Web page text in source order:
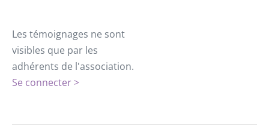
Les témoignages ne sont
visibles que par les
adhérents de l'association.
Se connecter >